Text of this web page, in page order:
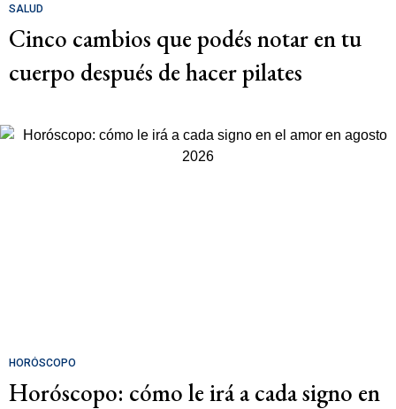
SALUD
Cinco cambios que podés notar en tu
cuerpo después de hacer pilates
HORÓSCOPO
Horóscopo: cómo le irá a cada signo en